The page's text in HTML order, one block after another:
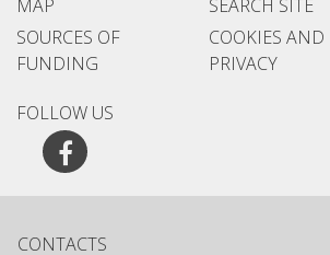
MAP
SOURCES OF
FUNDING
SEARCH SITE
COOKIES AND
PRIVACY
FOLLOW US
Facebook
CONTACTS